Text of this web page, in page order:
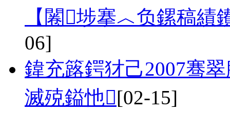
【闂埗搴︿负鏍稿
06]
鍏充簬鍔犲己2007骞
滅殑鎰忚[02-15]